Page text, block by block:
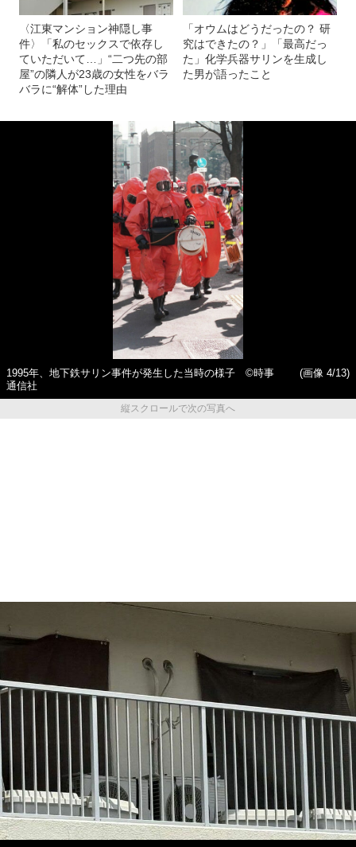
〈江東マンション神隠し事
件〉「私のセックスで依存し
ていただいて…」“二つ先の部
屋”の隣人が23歳の女性をバラ
バラに“解体”した理由
「オウムはどうだったの？ 研
究はできたの？」「最高だっ
た」化学兵器サリンを生成し
た男が語ったこと
1995年、地下鉄サリン事件が発生した当時の様子 ©時事
通信社
(画像 4/13)
縦スクロールで次の写真へ